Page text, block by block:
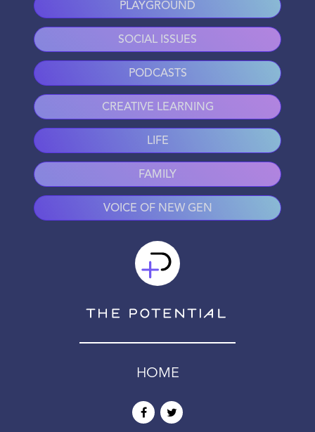
PLAYGROUND
SOCIAL ISSUES
PODCASTS
CREATIVE LEARNING
LIFE
FAMILY
VOICE OF NEW GEN
HOME